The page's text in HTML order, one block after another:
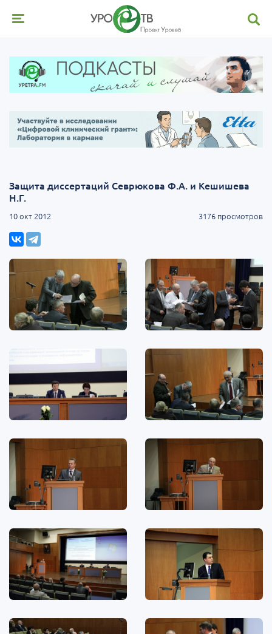
Защита диссертаций Севрюкова Ф.А. и Кешишева
Н.Г.
10 окт 2012 3176 просмотров